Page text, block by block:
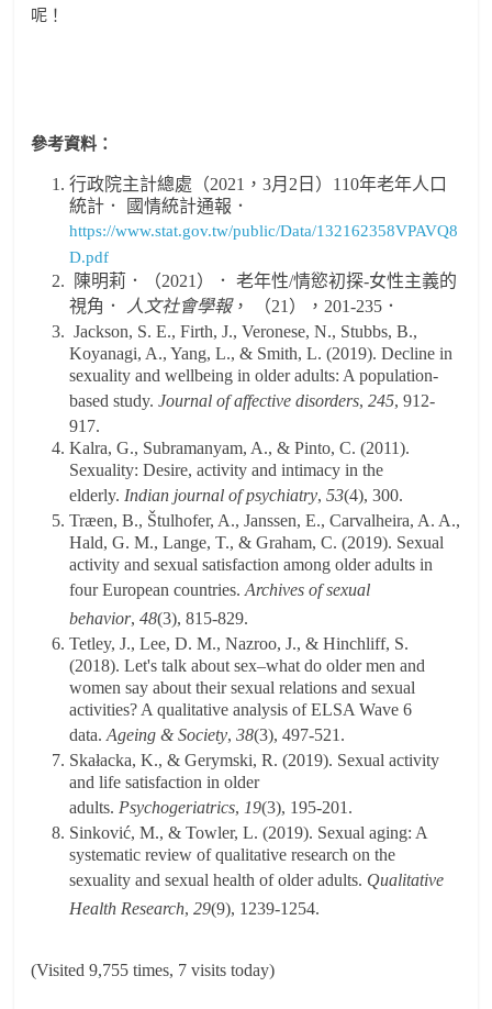
呢！
參考資料：
行政院主計總處（2021，3月2日）110年老年人口
統計． 國情統計通報．
https://www.stat.gov.tw/public/Data/132162358VPAVQ8
D.pdf
陳明莉．（2021）． 老年性/情慾初探-女性主義的
視角．
人文社會學報， （21），201-235．
Jackson, S. E., Firth, J., Veronese, N., Stubbs, B.,
Koyanagi, A., Yang, L., & Smith, L. (2019). Decline in
sexuality and wellbeing in older adults: A population-
based study.Journal of affective disorders,245, 912-
917.
Kalra, G., Subramanyam, A., & Pinto, C. (2011).
Sexuality: Desire, activity and intimacy in the
elderly. Indian journal of psychiatry,53(4), 300.
Træen, B., Štulhofer, A., Janssen, E., Carvalheira, A. A.,
Hald, G. M., Lange, T., & Graham, C. (2019). Sexual
activity and sexual satisfaction among older adults in
four European countries.Archives of sexual
behavior,48(3), 815-829.
Tetley, J., Lee, D. M., Nazroo, J., & Hinchliff, S.
(2018). Let's talk about sex–what do older men and
women say about their sexual relations and sexual
activities? A qualitative analysis of ELSA Wave 6
data.Ageing & Society,38(3), 497-521.
Skałacka, K., & Gerymski, R. (2019). Sexual activity
and life satisfaction in older
adults. Psychogeriatrics, 19(3), 195-201.
Sinković, M., & Towler, L. (2019). Sexual aging: A
systematic review of qualitative research on the
sexuality and sexual health of older adults. Qualitative
Health Research,29(9), 1239-1254.
(Visited 9,755 times, 7 visits today)